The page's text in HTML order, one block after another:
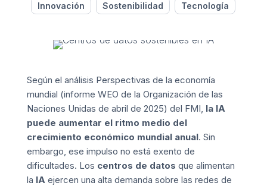
Innovación Sostenibilidad Tecnología
Según el análisis Perspectivas de la economía
mundial (informe WEO de la Organización de las
Naciones Unidas de abril de 2025) del FMI, la IA
puede aumentar el ritmo medio del
crecimiento económico mundial anual. Sin
embargo, ese impulso no está exento de
dificultades. Los centros de datos que alimentan
la IAejercen una alta demanda sobre las redes de